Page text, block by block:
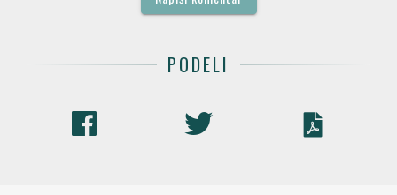
PODELI